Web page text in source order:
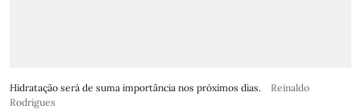
Hidratação será de suma importância nos próximos dias.
Reinaldo
Rodrigues